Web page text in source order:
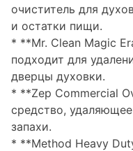
очиститель для
и остатки пищи.
* **Mr. Clean Magic
подходит для
дверцы духовки.
* **Zep Commercial
средство,
запахи.
* **Method Heavy